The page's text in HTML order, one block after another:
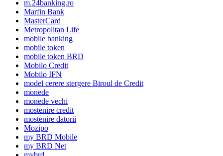
m.24banking.ro
Marfin Bank
MasterCard
Metropolitan Life
mobile banking
mobile token
mobile token BRD
Mobilo Credit
Mobilo IFN
model cerere stergere Biroul de Credit
monede
monede vechi
mostenire credit
mostenire datorii
Mozipo
my BRD Mobile
my BRD Net